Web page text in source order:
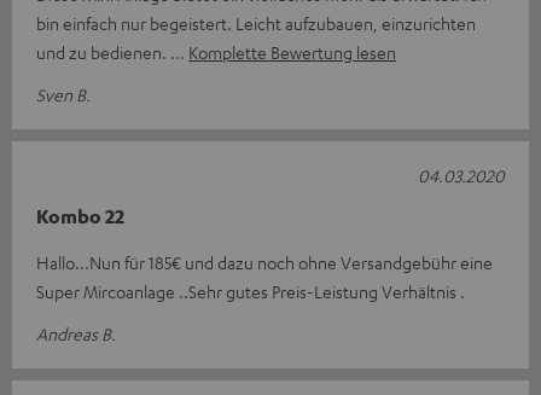
bin einfach nur begeistert. Leicht aufzubauen, einzurichten
und zu bedienen.
Komplette Bewertung lesen
Sven B.
Kombo 22
Hallo...Nun für 185€ und dazu noch ohne Versandgebühr eine
Super Mircoanlage ..Sehr gutes Preis-Leistung Verhältnis .
Andreas B.
04.03.2020